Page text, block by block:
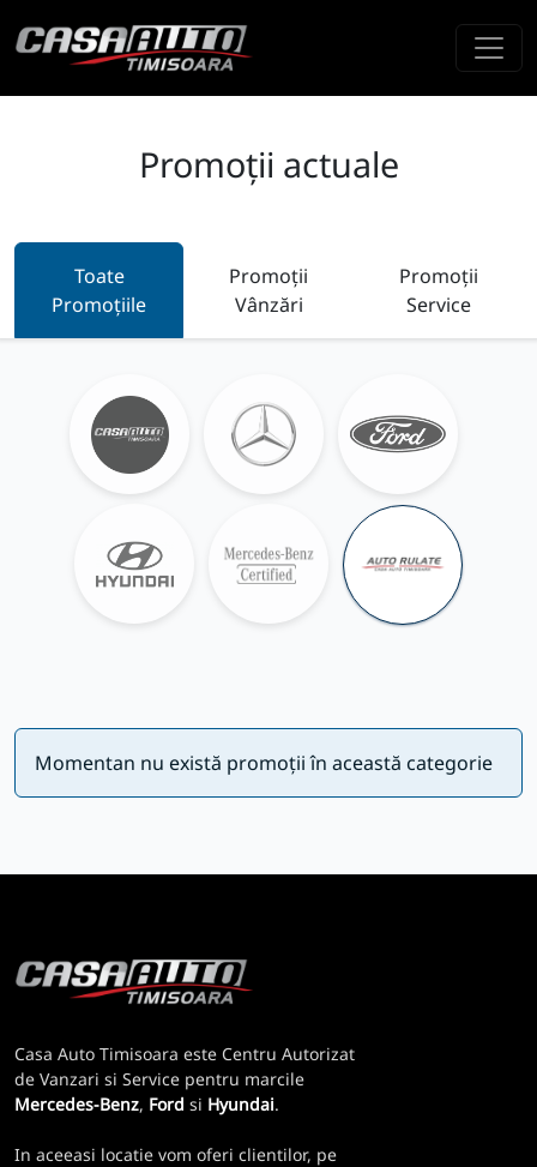
Promoții actuale
Toate
Promoțiile
Promoții
Vânzări
Promoții
Service
Momentan nu există promoții în această categorie
Casa Auto Timisoara este Centru Autorizat
de Vanzari si Service pentru marcile
Mercedes-Benz, Ford si Hyundai.
In aceeasi locatie vom oferi clientilor, pe